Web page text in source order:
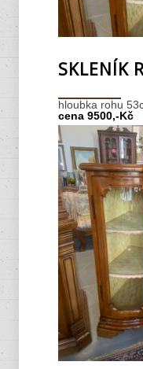
SKLENÍK
hloubka rohu
cena 9500,-Kč